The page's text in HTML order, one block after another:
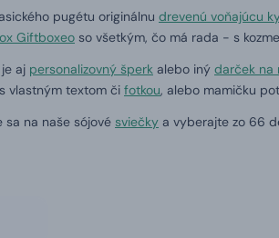
pugétu originálnu drevenú voňajúcu
Giftboxeo so všetkým, čo má rada - s
aj personalizovný šperk alebo iný darček na
vlastným textom či fotkou, alebo mamičku
sa na naše sójové sviečky a vyberajte zo 66